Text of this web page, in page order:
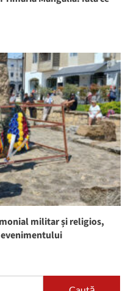
militar și religios,